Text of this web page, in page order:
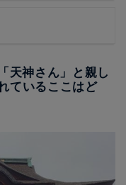
天神さん」と親し
ているここはど